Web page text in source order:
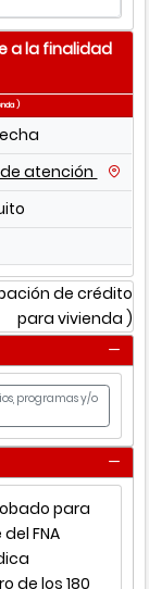
a la finalidad
)
atención
de crédito
para vivienda )
programas y/o
para
FNA
de los 180